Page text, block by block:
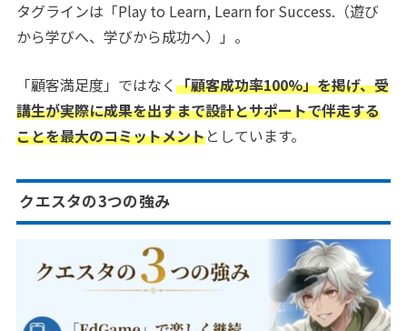
タグラインは「Play to Learn, Learn for Success.（遊び
から学びへ、学びから成功へ）」。
「顧客満足度」ではなく「顧客成功率100%」を掲げ、受
講生が実際に成果を出すまで設計とサポートで伴走する
ことを最大のコミットメントとしています。
クエスタの3つの強み